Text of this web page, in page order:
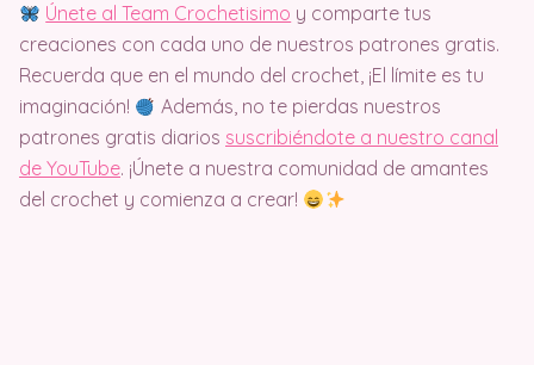
Únete al Team Crochetisimo y comparte tus
creaciones con cada uno de nuestros patrones gratis.
Recuerda que en el mundo del crochet, ¡El límite es tu
imaginación!
Además, no te pierdas nuestros
patrones gratis diarios suscribiéndote a nuestro canal
de YouTube. ¡Únete a nuestra comunidad de amantes
del crochet y comienza a crear!